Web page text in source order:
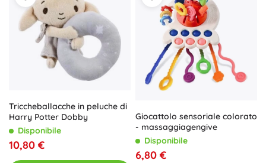
Triccheballacche in peluche di
Harry Potter Dobby
Disponibile
10,80 €
Giocattolo sensoriale colorato
- massaggiagengive
Disponibile
6,80 €